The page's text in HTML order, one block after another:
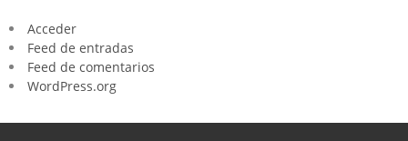
Acceder
Feed de entradas
Feed de comentarios
WordPress.org